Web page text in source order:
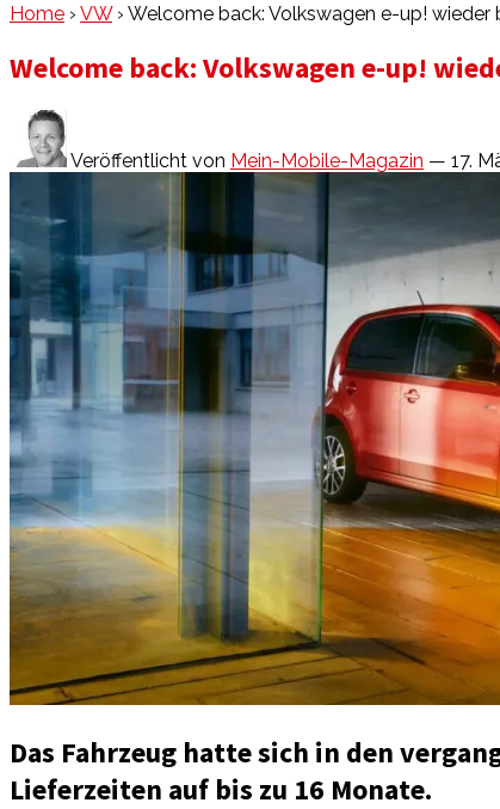
Home › VW › Welcome back: Volkswagen e-up! wieder
Welcome back: Volkswagen e-up!
Veröffentlicht von Mein-Mobile-Magazin — 17.
Das Fahrzeug hatte sich in den
Lieferzeiten auf bis zu 16 Monate.